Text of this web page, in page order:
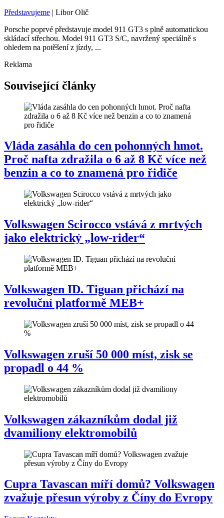
Představujeme | Libor Olič
Porsche poprvé představuje model 911 GT3 s plně automatickou
skládací střechou. Model 911 GT3 S/C, navržený speciálně s
ohledem na potěšení z jízdy, ...
Reklama
Související články
Vláda zasáhla do cen pohonných hmot.
Proč nafta zdražila o 6 až 8 Kč více než
benzin a co to znamená pro řidiče
Volkswagen Scirocco vstává z mrtvých
jako elektrický „low-rider“
Volkswagen ID. Tiguan přichází na
revoluční platformě MEB+
Volkswagen zruší 50 000 míst, zisk se
propadl o 44 %
Volkswagen zákazníkům dodal již
dvamiliony elektromobilů
Cupra Tavascan míří domů? Volkswagen
zvažuje přesun výroby z Číny do Evropy